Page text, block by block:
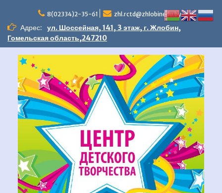
содержимому
8(02334)2-35-61 zhl.rctd@zhlobinedu.by
Адрес:
ул. Шоссейная, 141, 3 этаж, г. Жлобин,
Гомельская область,247210